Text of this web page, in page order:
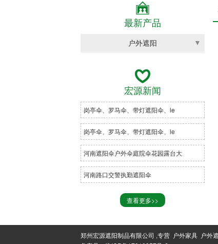

最新产品
户外遮阳
岗亭伞
中柱伞
三角棚
凉亭
摇椅
户外桌椅

宏源新闻
岗亭伞、罗马伞、带灯遮阳伞、le
岗亭伞、罗马伞、带灯遮阳伞、le
河南遮阳伞户外伞庭院伞花园露台大
河南路口交警执勤遮阳伞
查看更多>>
郑州宏源遮阳制品有限公司 ,专营 户外家具 户外